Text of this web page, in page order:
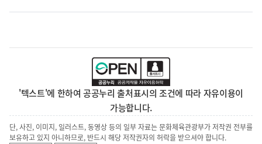
'텍스트'에 한하여 공공누리 출처표시의 조건에 따라 자유이용이
가능합니다.
단, 사진, 이미지, 일러스트, 동영상 등의 일부 자료는 문화체육관광부가 저작권 전부를
보유하고 있지 아니하므로, 반드시 해당 저작권자의 허락을 받으셔야 합니다.